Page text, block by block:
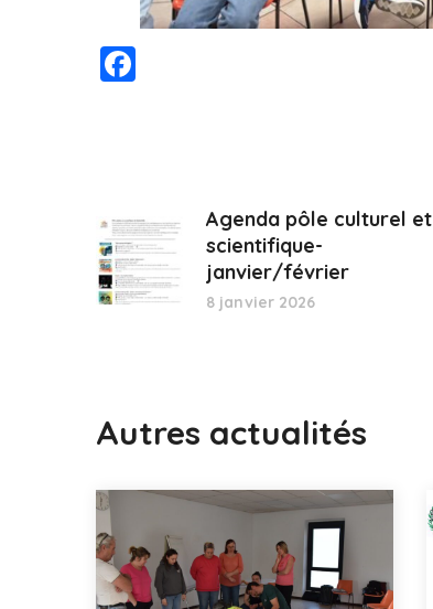
Agenda pôle culturel et
scientifique-
janvier/février
8 janvier 2026
Autres actualités